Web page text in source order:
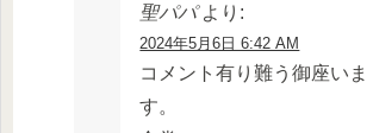
聖パパ より:
2024年5月6日 6:42 AM
コメント有り難う御座いま
す。